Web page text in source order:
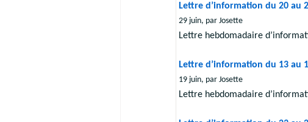
Lettre d’information du 20 au
29 juin, par Josette
Lettre hebdomadaire
Lettre d’information du 13 au
19 juin, par Josette
Lettre hebdomadaire